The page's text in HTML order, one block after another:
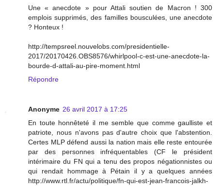
Une « anecdote » pour Attali soutien de Macron ! 300
emplois supprimés, des familles bousculées, une anecdote
? Honteux !
http://tempsreel.nouvelobs.com/presidentielle-
2017/20170426.OBS8576/whirlpool-c-est-une-anecdote-la-
bourde-d-attali-au-pire-moment.html
Répondre
Anonyme 26 avril 2017 à 17:25
En toute honnêteté il me semble que comme gaulliste et
patriote, nous n'avons pas d'autre choix que l'abstention.
Certes MLP défend aussi la nation mais elle reste entourée
par des personnes infréquentables (CF le président
intérimaire du FN qui a tenu des propos négationnistes ou
qui rendait hommage à Pétain il y a quelques années
http://www.rtl.fr/actu/politique/fn-qui-est-jean-francois-jalkh-